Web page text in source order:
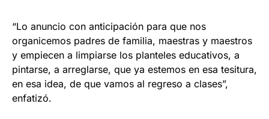
“Lo anuncio con anticipación para que nos
organicemos padres de familia, maestras y maestros
y empiecen a limpiarse los planteles educativos, a
pintarse, a arreglarse, que ya estemos en esa tesitura,
en esa idea, de que vamos al regreso a clases”,
enfatizó.